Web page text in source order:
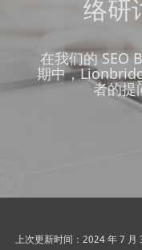
络研
在我们的 SEO
期中，
者的提
上次更新时间：2024 年 7 月